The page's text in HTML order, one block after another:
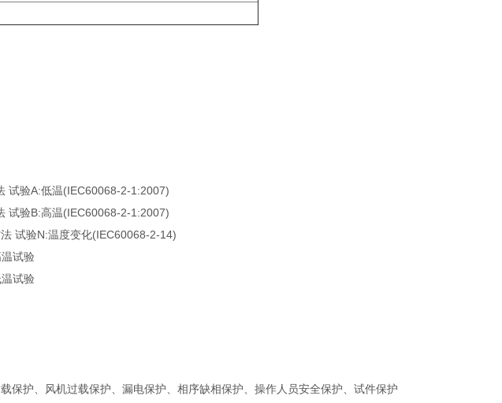
试验A:低温(IEC60068-2-1:2007)
试验B:高温(IEC60068-2-1:2007)
试验N:温度变化(IEC60068-2-14)
试验
试验
保护、风机过载保护、漏电保护、相序缺相保护、操作人员安全保护、试件保护